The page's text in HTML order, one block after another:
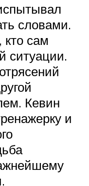
словами.
кто сам
ситуации.
Кевин
и